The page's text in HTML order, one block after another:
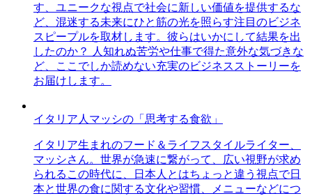
す、ユニークな視点で社会に新しい価値を提供するな
ど、混迷する未来にひと筋の光を照らす注目のビジネ
スピープルを取材します。彼らはいかにして結果を出
したのか？ 人知れぬ苦労や仕事で得た意外な気づきな
ど、ここでしか読めない充実のビジネスストーリーを
お届けします。
イタリア人マッシの「思考する食欲」
イタリア生まれのフード＆ライフスタイルライター、
マッシさん。世界が急速に繋がって、広い視野が求め
られるこの時代に、日本人とはちょっと違う視点で日
本と世界の食に関する文化や習慣、メニューなどにつ